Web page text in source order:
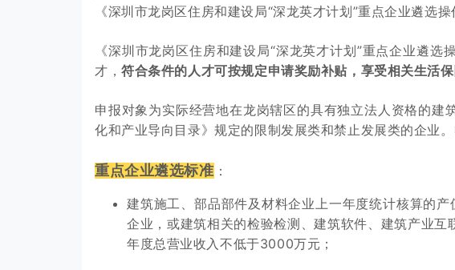
《深圳市龙岗区住房和建设局“深龙英才计划”重点企业遴选操
《深圳市龙岗区住房和建设局“深龙英才计划”重点企业遴
才，符合条件的人才可按规定申请奖励补贴，享受相关生活
申报对象为实际经营地在龙岗辖区的具有独立法人资格的
化和产业导向目录》规定的限制发展类和禁止发展类的企业
重点企业遴选标准 ：
建筑施工、部品部件及材料企业上一年度统计核算的
企业，或建筑相关的检验检测、建筑软件、建筑产业
年度总营业收入不低于3000万元；